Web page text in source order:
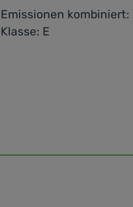
Emissionen kombiniert:
E